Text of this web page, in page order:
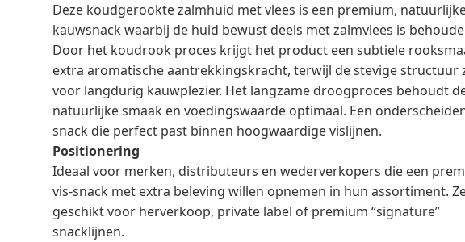
Deze koudgerookte zalmhuid met vlees is een premium,
kauwsnack waarbij de huid bewust deels met zalmvlees is
Door het koudrook proces krijgt het product een subtiele
extra aromatische aantrekkingskracht, terwijl de stevige structuur
voor langdurig kauwplezier. Het langzame droogproces behoudt
natuurlijke smaak en voedingswaarde optimaal. Een
snack die perfect past binnen hoogwaardige vislijnen.
Positionering
Ideaal voor merken, distributeurs en wederverkopers die een
vis-snack met extra beleving willen opnemen in hun assortiment.
geschikt voor herverkoop, private label of premium “signature”
snacklijnen.